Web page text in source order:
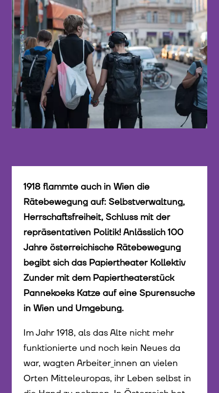
1918 flammte auch in Wien die
Rätebewegung auf: Selbstverwaltung,
Herrschaftsfreiheit, Schluss mit der
repräsentativen Politik! Anlässlich 100
Jahre österreichische Rätebewegung
begibt sich das Papiertheater Kollektiv
Zunder mit dem Papiertheaterstück
Pannekoeks Katze auf eine Spurensuche
in Wien und Umgebung.
Im Jahr 1918, als das Alte nicht mehr
funktionierte und noch kein Neues da
war, wagten Arbeiter_innen an vielen
Orten Mitteleuropas, ihr Leben selbst in